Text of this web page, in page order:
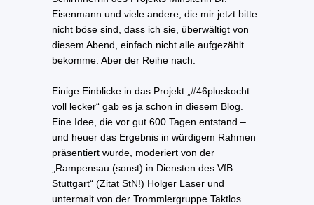
Eisenmann und viele andere, die mir jetzt bitte
nicht böse sind, dass ich sie, überwältigt von
diesem Abend, einfach nicht alle aufgezählt
bekomme. Aber der Reihe nach.
Einige Einblicke in das Projekt „#46pluskocht –
voll lecker“ gab es ja schon in diesem Blog.
Eine Idee, die vor gut 600 Tagen entstand –
und heuer das Ergebnis in würdigem Rahmen
präsentiert wurde, moderiert von der
„Rampensau (sonst) in Diensten des VfB
Stuttgart“ (Zitat StN!) Holger Laser und
untermalt von der Trommlergruppe Taktlos.